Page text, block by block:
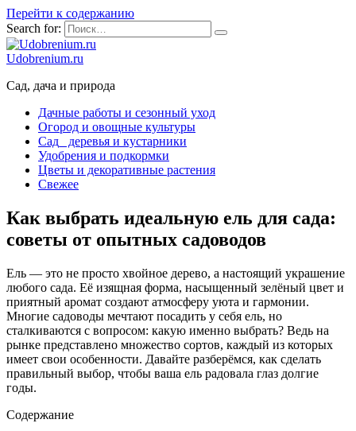
Перейти к содержанию
Search for:
Udobrenium.ru
Сад, дача и природа
Дачные работы и сезонный уход
Огород и овощные культуры
Сад_ деревья и кустарники
Удобрения и подкормки
Цветы и декоративные растения
Свежее
Как выбрать идеальную ель для сада:
советы от опытных садоводов
Ель — это не просто хвойное дерево, а настоящий украшение
любого сада. Её изящная форма, насыщенный зелёный цвет и
приятный аромат создают атмосферу уюта и гармонии.
Многие садоводы мечтают посадить у себя ель, но
сталкиваются с вопросом: какую именно выбрать? Ведь на
рынке представлено множество сортов, каждый из которых
имеет свои особенности. Давайте разберёмся, как сделать
правильный выбор, чтобы ваша ель радовала глаз долгие
годы.
Содержание